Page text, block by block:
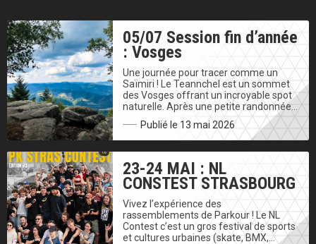
05/07 Session fin d’année
: Vosges
Une journée pour tracer comme un
Saïmiri ! Le Teannchel est un sommet
des Vosges offrant un incroyable spot
naturelle. Après une petite randonnée…
Publié le 13 mai 2026
23-24 MAI : NL
CONSTEST STRASBOURG
Vivez l’expérience des
rassemblements de Parkour ! Le NL
Contest c’est un gros festival de sports
et cultures urbaines (skate, BMX,…